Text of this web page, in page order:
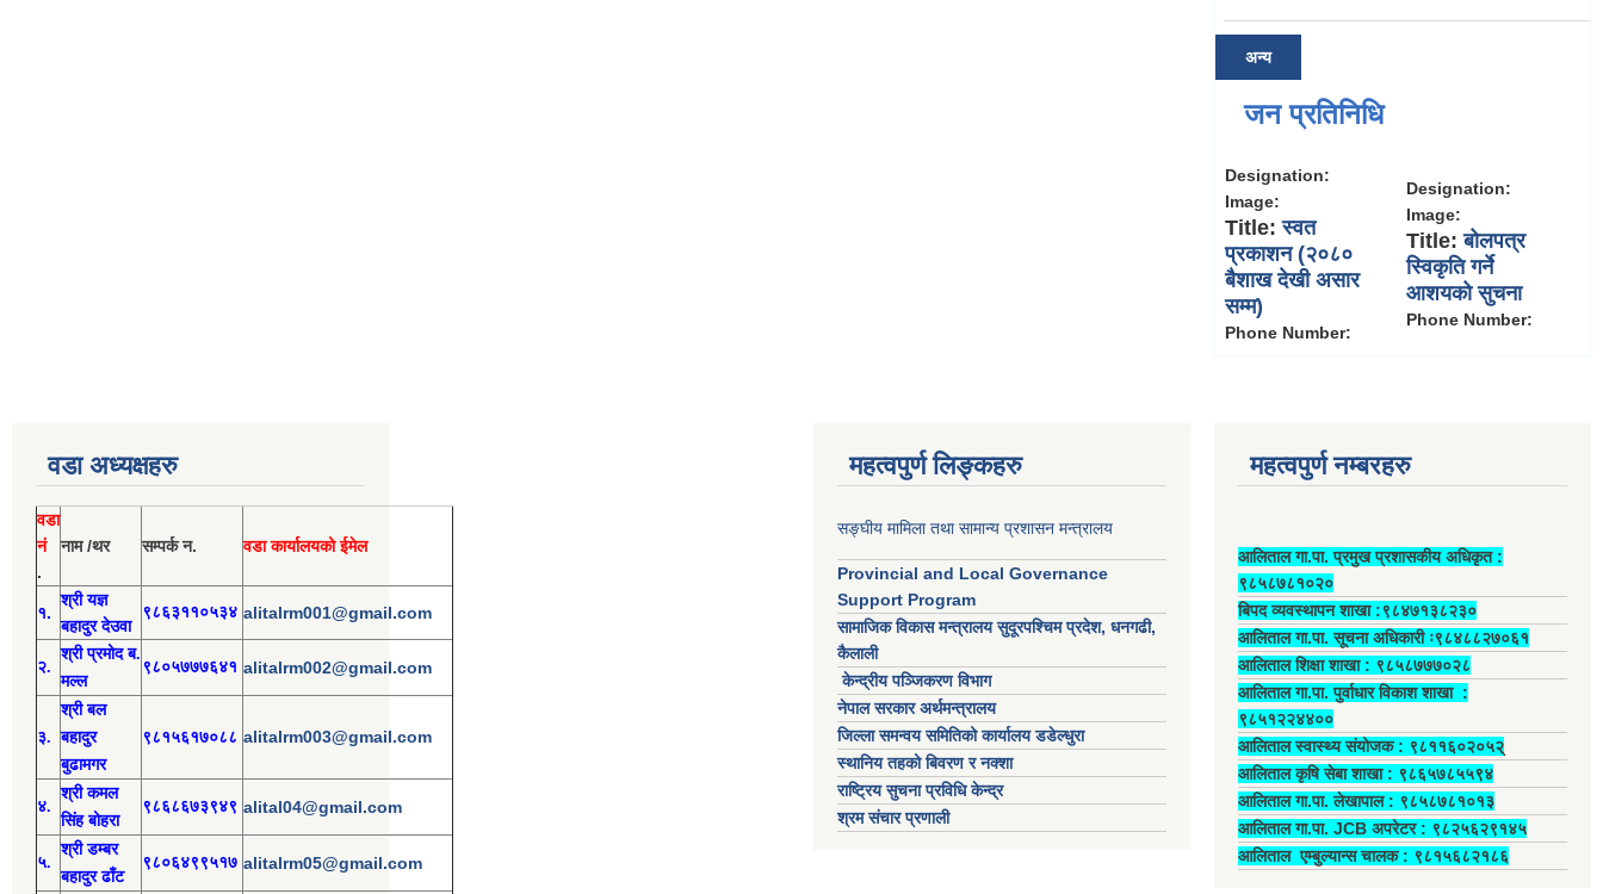
अन्य
जन प्रतिनिधि
Designation:
Image:
Title:स्वत
प्रकाशन (२०८०
बैशाख देखी असार
सम्म)
Phone Number:
Designation:
Image:
Title:बोलपत्र
स्विकृति गर्ने
आशयको सुचना
Phone Number:
वडा अध्यक्षहरु
वडा
नं
.
नाम /थर सम्पर्क न. वडा कार्यालयको ईमेल
१.
श्री यज्ञ
बहादुर देउवा
९८६३११०५३४ alitalrm001@gmail.com
२.
श्रीप्रमोदब.
मल्ल
९८०५७७७६४१ alitalrm002@gmail.com
३.
श्रीबल
बहादुर
बुढामगर
९८१५६१७०८८ alitalrm003@gmail.com
४.
श्री कमल
सिंह बोहरा
९८६८६७३९४९ alital04@gmail.com
५.
श्री डम्बर
बहादुर ढाँट
९८०६४९९५१७ alitalrm05@gmail.com
महत्वपुर्ण लिङ्कहरु
सङ्घीय मामिला तथा सामान्य प्रशासन मन्त्रालय
Provincial and Local Governance
Support Program
सामाजिक विकास मन्त्रालय सुदूरपश्चिम प्रदेश, धनगढी,
कैलाली
केन्द्रीय पञ्जिकरण विभाग
नेपाल सरकार अर्थमन्त्रालय
जिल्ला समन्वय समितिको कार्यालय डडेल्धुरा
स्थानिय तहको बिवरण र नक्शा
राष्ट्रिय सुचना प्रविधि केन्द्र
श्रम संचार प्रणाली
महत्वपुर्ण नम्बरहरु
आलिताल गा.पा. प्रमुख प्रशासकीय अधिकृत ‍:
९८५८७८१०२०
बिपद व्यवस्थापन शाखा :९८४७१३८२३०
आलिताल गा.पा. सूचना अधिकारी ः९८४८८२७०६१
आलिताल शिक्षा शाखा : ९८५८७७७०२८
आलिताल गा.पा. पुर्वाधार विकाश शाखा ‍:
९८५१२२४४००
आलिताल स्वास्थ्य संयोजक ‍: ९८११६०२०५२्
आलिताल कृषि सेबा शाखा : ९८६५७८५५९४
आलिताल गा.पा. लेखापाल ‍: ९८५८७८१०१३
आलिताल गा.पा. JCB अपरेटर ‍: ९८२५६२९१४५
आलिताल एम्बुल्यान्स चालक ‍: ९८१५६८२१८६